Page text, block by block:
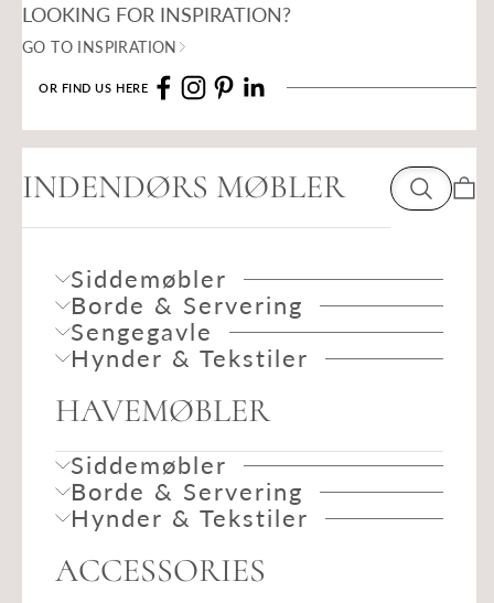
LOOKING FOR INSPIRATION?
GO TO INSPIRATION
OR FIND US HERE
INDENDØRS MØBLER
Siddemøbler
Borde & Servering
Sengegavle
Hynder & Tekstiler
HAVEMØBLER
Siddemøbler
Borde & Servering
Hynder & Tekstiler
ACCESSORIES